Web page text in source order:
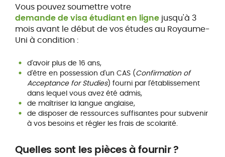
Vous pouvez soumettre votre
demande de visa étudiant en lignejusqu'à 3
mois avant le début de vos études au Royaume-
Uni à condition :
d'avoir plus de 16 ans,
d'être en possession d'un CAS (Confirmation of
Acceptance for Studies) fourni par l'établissement
dans lequel vous avez été admis,
de maîtriser la langue anglaise,
de disposer de ressources suffisantes pour subvenir
à vos besoins et régler les frais de scolarité.
Quelles sont les pièces à fournir ?